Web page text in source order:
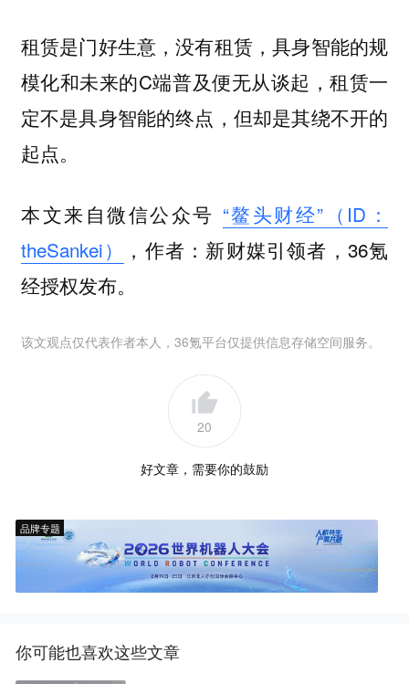
租赁是门好生意，没有租赁，具身智能的规
模化和未来的C端普及便无从谈起，租赁一
定不是具身智能的终点，但却是其绕不开的
起点。
本文来自微信公众号 “鳌头财经”（ID：
theSankei）
，作者：新财媒引领者，36氪
经授权发布。
该文观点仅代表作者本人，36氪平台仅提供信息存储空间服务。
20
好文章，需要你的鼓励
品牌专题
你可能也喜欢这些文章